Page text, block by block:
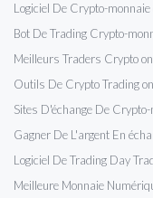
Logiciel De Crypto-monnaie
Bot De Trading Crypto-
Meilleurs Traders Crypto
Outils De Crypto Trading
Sites D'échange De
Gagner De L'argent En
Logiciel De Trading Day
Meilleure Monnaie